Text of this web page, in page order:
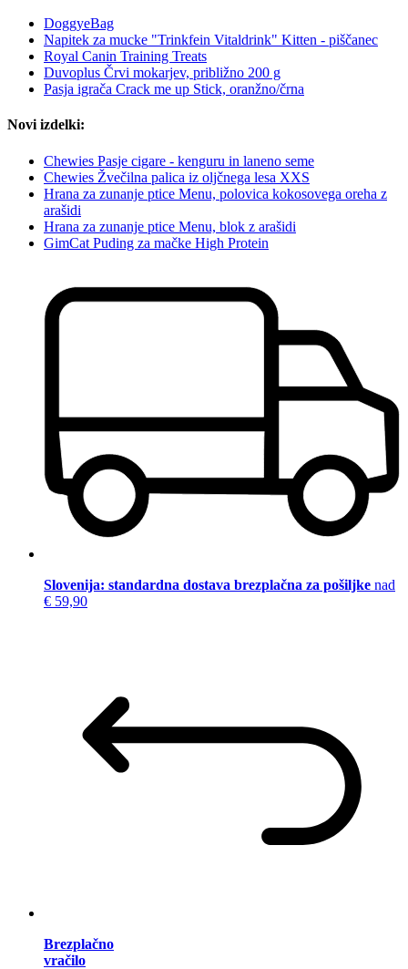
DoggyeBag
Napitek za mucke "Trinkfein Vitaldrink" Kitten - piščanec
Royal Canin Training Treats
Duvoplus Črvi mokarjev, približno 200 g
Pasja igrača Crack me up Stick, oranžno/črna
Novi izdelki:
Chewies Pasje cigare - kenguru in laneno seme
Chewies Žvečilna palica iz oljčnega lesa XXS
Hrana za zunanje ptice Menu, polovica kokosovega oreha z
arašidi
Hrana za zunanje ptice Menu, blok z arašidi
GimCat Puding za mačke High Protein
Slovenija: standardna dostava brezplačna za pošiljke nad
€ 59,90
Brezplačno
vračilo